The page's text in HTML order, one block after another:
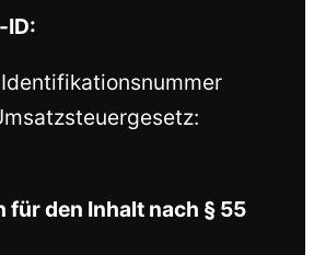
ID:
den Inhalt nach § 55